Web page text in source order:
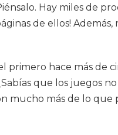
Hay miles de
de ellos! Además,
primero hace más de
que los juegos no
mucho más de lo que